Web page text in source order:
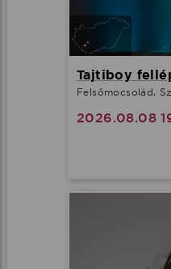
Tajtiboy
Felsőmocsolád,
2026.08.08